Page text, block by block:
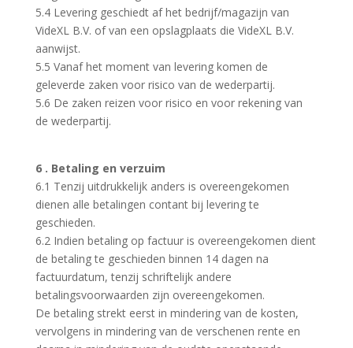
5.4 Levering geschiedt af het bedrijf/magazijn van
VideXL B.V. of van een opslagplaats die VideXL B.V.
aanwijst.
5.5 Vanaf het moment van levering komen de
geleverde zaken voor risico van de wederpartij.
5.6 De zaken reizen voor risico en voor rekening van
de wederpartij.
6 . Betaling en verzuim
6.1 Tenzij uitdrukkelijk anders is overeengekomen
dienen alle betalingen contant bij levering te
geschieden.
6.2 Indien betaling op factuur is overeengekomen dient
de betaling te geschieden binnen 14 dagen na
factuurdatum, tenzij schriftelijk andere
betalingsvoorwaarden zijn overeengekomen.
De betaling strekt eerst in mindering van de kosten,
vervolgens in mindering van de verschenen rente en